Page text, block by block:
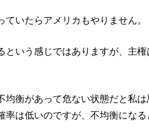
いたらアメリカもやりません。
いう感じではありますが、主権
衡があって危ない状態だと私
率は低いのですが、不均衡にな